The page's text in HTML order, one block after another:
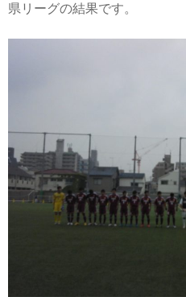
県リーグの結果です。